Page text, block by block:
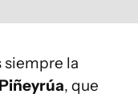
siempre la
, que